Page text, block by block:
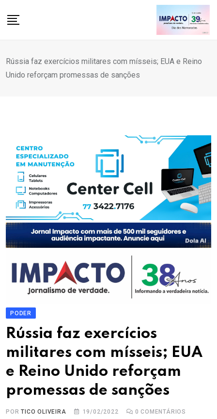
Rússia faz exercícios militares com mísseis; EUA e Reino
Unido reforçam promessas de sanções
PODER
Rússia faz exercícios
militares com mísseis; EUA
e Reino Unido reforçam
promessas de sanções
PORTICO OLIVEIRA 19/02/2022 0 COMENTÁRIOS